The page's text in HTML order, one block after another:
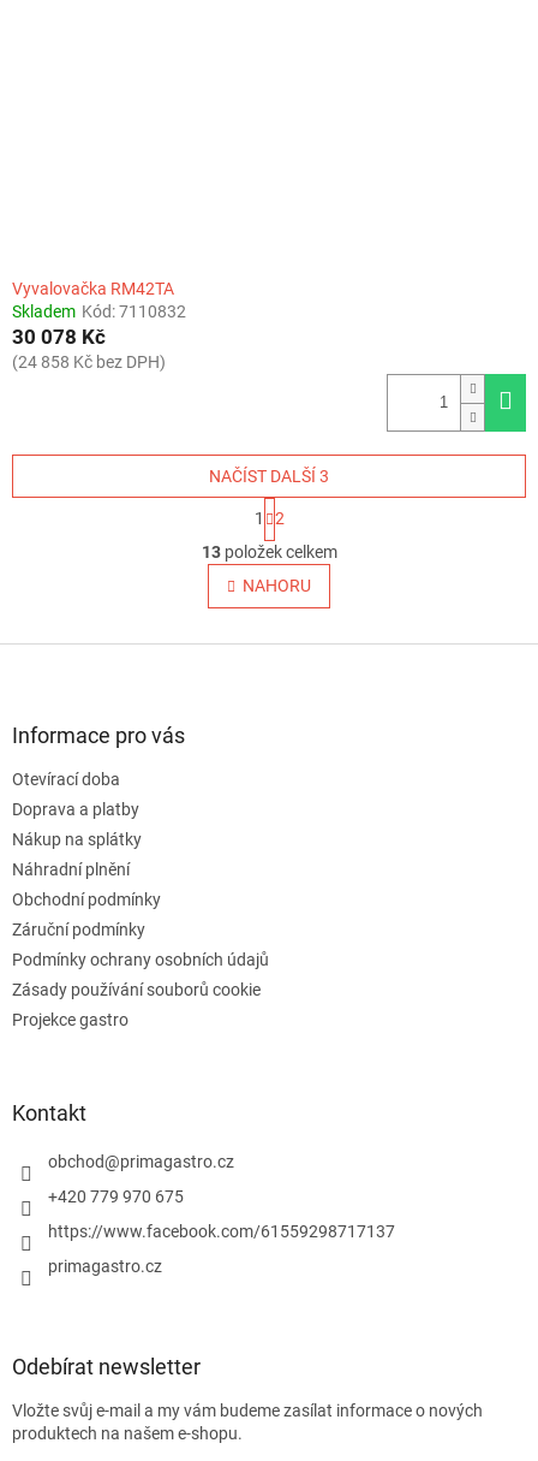
Vyvalovačka RM42TA
Skladem Kód:7110832
30 078 Kč
(24 858 Kč bez DPH)
O
v
l
á
u
NAČÍST DALŠÍ 3
S
t
r
á
n
k
v
1
2
13položek celkem
NAHORU
Informace pro vás
Otevírací doba
Doprava a platby
Nákup na splátky
Náhradní plnění
Obchodní podmínky
Záruční podmínky
Podmínky ochrany osobních údajů
Zásady používání souborů cookie
Projekce gastro
Kontakt
obchod@primagastro.cz
+420 779 970 675
https://www.facebook.com/61559298717137
primagastro.cz
Odebírat newsletter
Vložte svůj e-mail a my vám budeme zasílat informace o nových
produktech na našem e-shopu.